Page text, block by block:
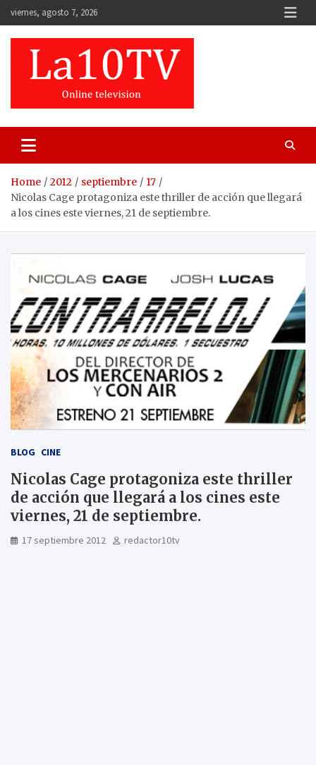
Skip
to
content
viernes, agosto 7, 2026
Home 2012 septiembre
17
Nicolas Cage protagoniza este thriller de acción que llegará
a los cines este viernes, 21 de septiembre.
BLOG CINE
Nicolas Cage protagoniza este thriller
de acción que llegará a los cines este
viernes, 21 de septiembre.
17 septiembre 2012 redactor10tv